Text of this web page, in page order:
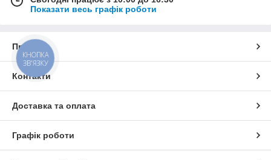
Показати весь графік роботи
Про нас
Контакти
Доставка та оплата
Графік роботи
КНОПКА
ЗВ'ЯЗКУ